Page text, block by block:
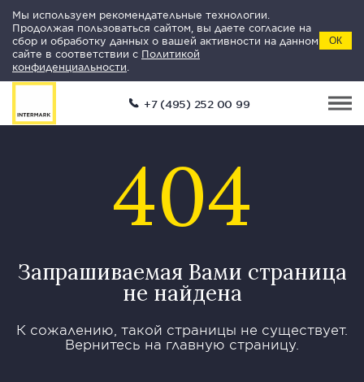
Мы используем рекомендательные технологии.
Продолжая пользоваться сайтом, вы даете согласие на
сбор и обработку данных о вашей активности на данном
сайте в соответствии с Политикой
конфиденциальности
ОК
+7 (495) 252 00 99
404
Запрашиваемая Вами страница
не найдена
К сожалению, такой страницы не существует.
Вернитесь на главную страницу.